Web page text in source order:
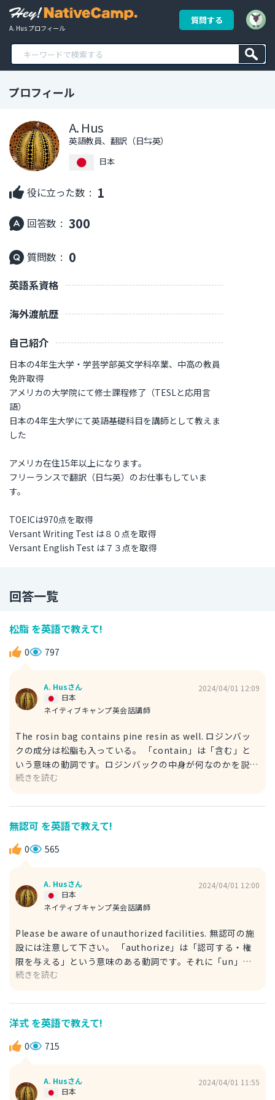
A. Hus プロフィール
質問する
プロフィール
A. Hus
英語教員、翻訳（日⇆英）
日本
役に立った数 : 1
回答数 : 300
質問数 : 0
英語系資格
海外渡航歴
自己紹介
日本の4年生大学・学芸学部英文学科卒業、中高の教員
免許取得
アメリカの大学院にて修士課程修了（TESLと応用言
語）
日本の4年生大学にて英語基礎科目を講師として教えま
した
アメリカ在住15年以上になります。
フリーランスで翻訳（日⇆英）のお仕事もしていま
す。
TOEICは970点を取得
Versant Writing Test は８０点を取得
Versant English Test は７３点を取得
回答一覧
松脂 を英語で教えて!
0 797
A. Husさん
ネイティブキャンプ英会話講師
日本
2024/04/01 12:09
The rosin bag contains pine resin as well. ロジンバッ
クの成分は松脂も入っている。 「contain」は「含む」と
いう意味の動詞です。ロジンバックの中身が何なのかを説明
するのに使われています。 「pine resin」が「松脂」とな
います。 「resin（発音：レジン）」は広範囲の「樹脂」を
表現でき、「rosin（発音：ロジン）」は主にスポーツやバ
イオリンなどの楽器用に使う樹脂を意味します。 「as
well」は「同様に」と言った訳になりますが、「も」や「ま
too. ロジンバックの成分は松脂も入っている。
続きを読む
無認可 を英語で教えて!
0 565
A. Husさん
ネイティブキャンプ英会話講師
日本
2024/04/01 12:00
Please be aware of unauthorized facilities. 無認可の施
設には注意して下さい。 「authorize」は「認可する・権
限を与える」という意味のある動詞です。それに「un」を
付け加えることによって、反対語として使うことができま
「unauthorized」のように形容詞的に用いた場合
「unauthorized facilities」で「無認可の施設」となりま
す。 「be aware of 〜」で「〜に注意する」という意味に
なります。こちらの代わりに「be cautious of 〜」を使っ
続きを読む
洋式 を英語で教えて!
0 715
A. Husさん
日本
2024/04/01 11:55